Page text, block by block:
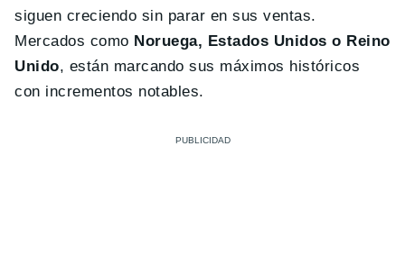
siguen creciendo sin parar en sus ventas.
Mercados como Noruega, Estados Unidos o Reino
Unido, están marcando sus máximos históricos
con incrementos notables.